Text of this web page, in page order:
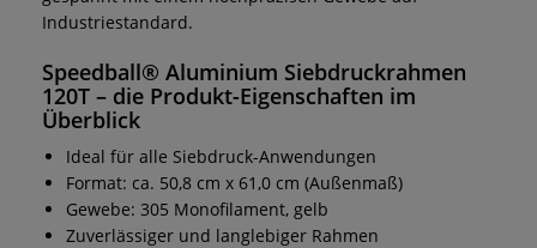
Industriestandard.
Speedball® Aluminium Siebdruckrahmen
120T – die Produkt-Eigenschaften im
Überblick
Ideal für alle Siebdruck-Anwendungen
Format: ca. 50,8 cm x 61,0 cm (Außenmaß)
Gewebe: 305 Monofilament, gelb
Zuverlässiger und langlebiger Rahmen